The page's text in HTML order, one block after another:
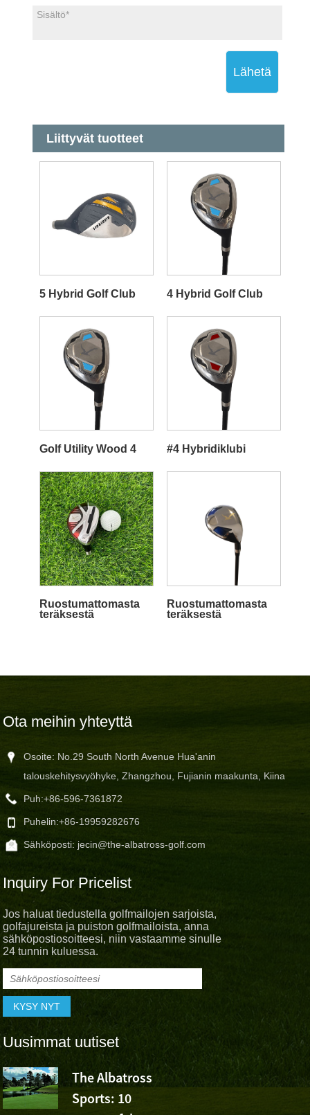
Lähetä
Liittyvät tuotteet
5 Hybrid Golf Club 4 Hybrid Golf Club
Golf Utility Wood 4 #4 Hybridiklubi
Ruostumattomasta
teräksestä
Ruostumattomasta
teräksestä
Ota meihin yhteyttä
Osoite: No.29 South North Avenue Hua'anin
talouskehitysvyöhyke, Zhangzhou, Fujianin maakunta, Kiina
Puh:+86-596-7361872
Puhelin:+86-19959282676
Sähköposti: jecin@the-albatross-golf.com
Inquiry For Pricelist
Jos haluat tiedustella golfmailojen sarjoista,
golfajureista ja puiston golfmailoista, anna
sähköpostiosoitteesi, niin vastaamme sinulle
24 tunnin kuluessa.
Uusimmat uutiset
The Albatross
Sports: 10
Albatross